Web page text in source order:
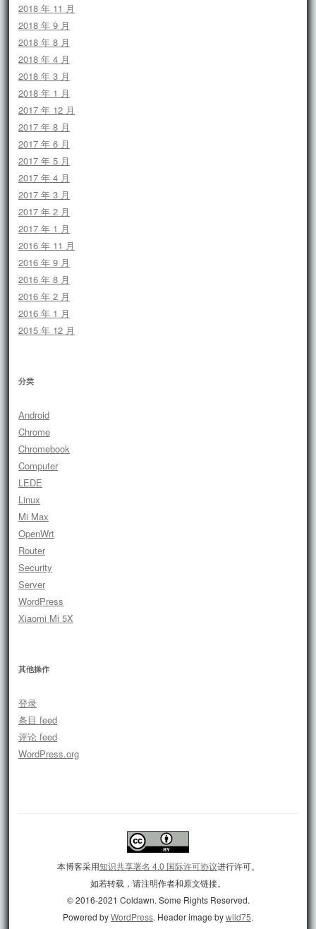
2018 年 11 月
2018 年 9 月
2018 年 8 月
2018 年 4 月
2018 年 3 月
2018 年 1 月
2017 年 12 月
2017 年 8 月
2017 年 6 月
2017 年 5 月
2017 年 4 月
2017 年 3 月
2017 年 2 月
2017 年 1 月
2016 年 11 月
2016 年 9 月
2016 年 8 月
2016 年 2 月
2016 年 1 月
2015 年 12 月
分类
Android
Chrome
Chromebook
Computer
LEDE
Linux
Mi Max
OpenWrt
Router
Security
Server
WordPress
Xiaomi Mi 5X
其他操作
登录
条目 feed
评论 feed
WordPress.org
本博客采用知识共享署名 4.0 国际许可协议进行许可。
如若转载，请注明作者和原文链接。
© 2016-2021 Coldawn. Some Rights Reserved.
Powered byWordPress. Header image bywild75.